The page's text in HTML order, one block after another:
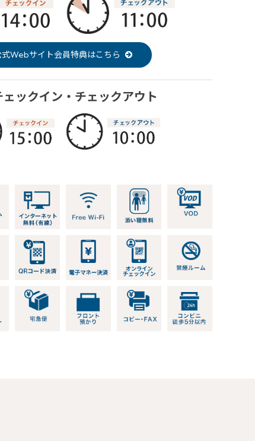
式Webサイト会員特典はこちら
ックイン・チェックアウト